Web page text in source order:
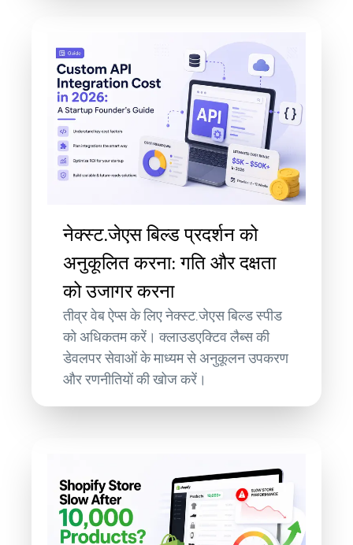
नेक्स्ट.जेएस बिल्ड प्रदर्शन को
अनुकूलित करना: गति और दक्षता
को उजागर करना
तीव्र वेब ऐप्स के लिए नेक्स्ट.जेएस बिल्ड स्पीड
को अधिकतम करें। क्लाउडएक्टिव लैब्स की
डेवलपर सेवाओं के माध्यम से अनुकूलन उपकरण
और रणनीतियों की खोज करें।